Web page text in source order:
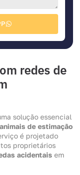
redes de
solução essencial
animais de estimação
é projetado
proprietários
acidentais em